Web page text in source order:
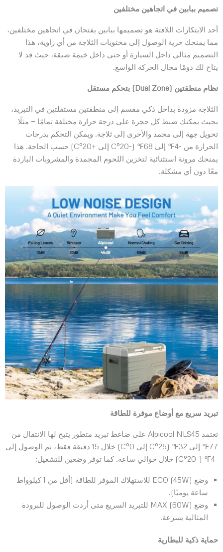
تصميم ببابين في اتجاهين مختلفين
أحد الابتكارات اللافتة هو تصميمها ببابين يفتحان في اتجاهين مختلفين،
مما يمنحك حرية الوصول إلى محتويات الثلاجة من أي زاوية، هذا
التصميم مثالي داخل السيارة أو حتى داخل خيمة ضيقة، حيث قد لا
يتاح لك دومًا مجال الحركة الواسع.
نظام منطقتين (Dual Zone) بتحكم مستقل
الثلاجة مزودة بداخل ذكي مقسم إلى منطقتين مستقلتين في التبريد،
بحيث يمكنك ضبط كل حجرة على درجة حرارة مختلفة تمامًا — مثلًا
تحويل جهة إلى مجمد والأخرى إلى ثلاجة. ويمكن التحكم بدرجات
الحرارة من -4℉ إلى 68℉ (-20°C إلى +20°C) حسب الحاجة. هذا
يمنحك مرونة استثنائية لتخزين اللحوم المجمدة والمشروبات الباردة
معًا دون أي مشكلة.
تبريد سريع مع أوضاع موفرة للطاقة
تعتمد Alpicool NLS45 على ضاغط تبريد متطور يتيح لها الانتقال من
77℉ إلى 32℉ (25°C إلى 0°C) خلال 15 دقيقة فقط، ثم الوصول إلى
-4℉ (-20°C) خلال حوالي ساعة. كما توفر وضعين للتشغيل:
وضع ECO (45W) للاستهلاك الموفر للطاقة (أقل من 1 كيلوواط
ساعة يوميًا).
وضع MAX (60W) للتبريد السريع متى أردت الوصول للبرودة
المثالية بسرعة.
حماية ذكية للبطارية